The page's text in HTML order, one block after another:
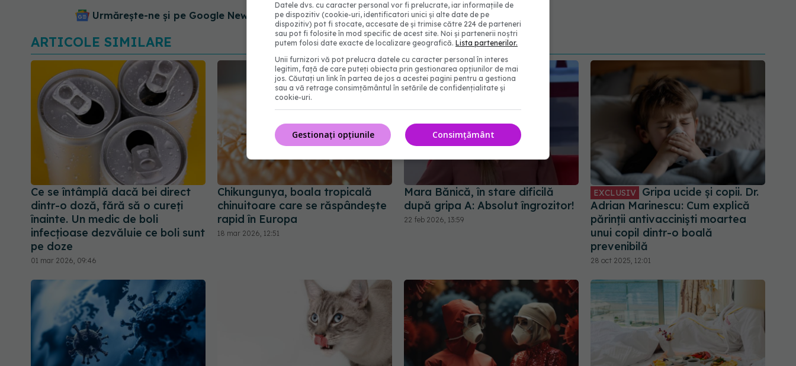
Urmărește-ne și pe Google News - abonează‑te!
ARTICOLE SIMILARE
Ce se întâmplă dacă bei direct
dintr-o doză, fără să o cureți
înainte. Un medic de boli
infecțioase dezvăluie ce boli sunt
pe doze
01 mar 2026, 09:46
Chikungunya, boala tropicală
chinuitoare care se răspândește
rapid în Europa
18 mar 2026, 12:51
Mara Bănică, în stare dificilă
după gripa A: Absolut îngrozitor!
22 feb 2026, 13:59
EXCLUSIV
Gripa ucide și copii. Dr.
Adrian Marinescu: Cum explică
părinții antivacciniști moartea
unui copil dintr-o boală
prevenibilă
28 oct 2025, 12:01
Datele dvs. cu caracter personal vor fi prelucrate, iar informațiile de
pe dispozitiv (cookie-uri, identificatori unici și alte date de pe
dispozitiv) pot fi stocate, accesate de și trimise către 224 de parteneri
sau pot fi folosite în mod specific de acest site. Noi și partenerii noștri
putem folosi date exacte de localizare geografică. Lista partenerilor.
Unii furnizori vă pot prelucra datele cu caracter personal în interes
legitim, față de care puteți obiecta prin gestionarea opțiunilor de mai
jos. Căutați un link în partea de jos a acestei pagini pentru a gestiona
sau a vă retrage consimțământul în setările de confidențialitate și
cookie-uri.
Consimțământ
Gestionați opțiunile